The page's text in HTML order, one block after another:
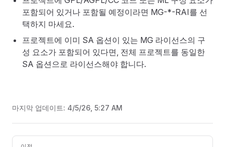
포함되어 있거나 포함될 예정이라면 MG-*-RAI를 선
택하지 마세요.
프로젝트에 이미 SA 옵션이 있는 MG 라이선스의 구
성 요소가 포함되어 있다면, 전체 프로젝트를 동일한
SA 옵션으로 라이선스해야 합니다.
마지막 업데이트: 4/5/26, 5:27 AM
Pager